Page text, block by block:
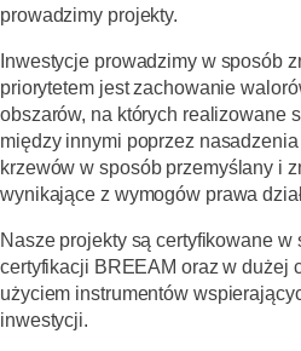
prowadzimy projekty.
Inwestycje prowadzimy w sposób
priorytetem jest zachowanie
obszarów, na których realizowane
między innymi poprzez
krzewów w sposób przemyślany i
wynikające z wymogów prawa
Nasze projekty są certyfikowane
certyfikacji BREEAM oraz w dużej
użyciem instrumentów
inwestycji.